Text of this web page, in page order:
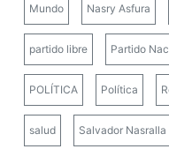
Mundo Nasry Asfura
partido libre Partido
POLÍTICA Política
salud Salvador Nasralla